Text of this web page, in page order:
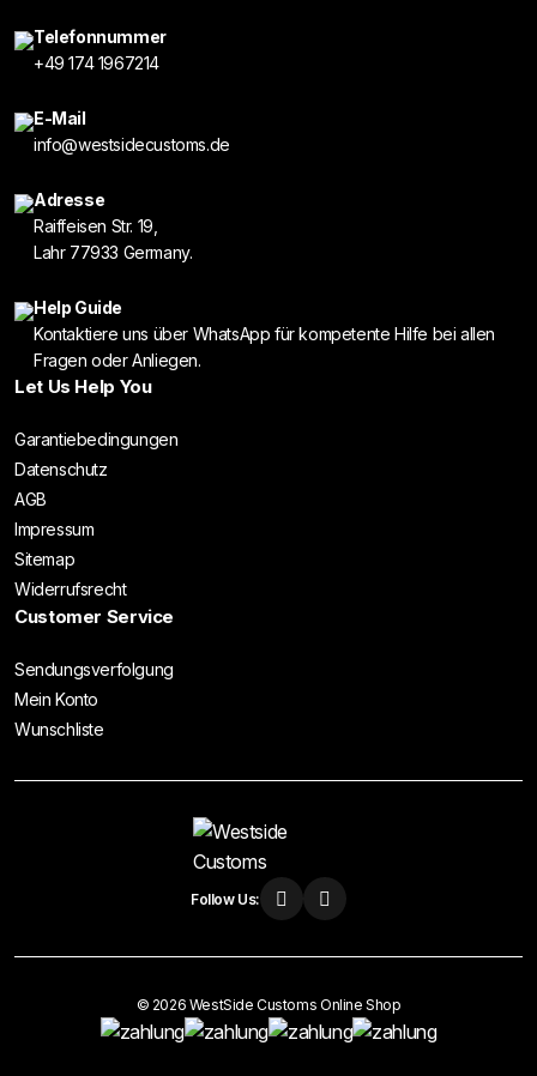
Telefonnummer
+49 174 1967214
E-Mail
info@westsidecustoms.de
Adresse
Raiffeisen Str. 19,
Lahr 77933 Germany.
Help Guide
Kontaktiere uns über WhatsApp für kompetente Hilfe bei allen
Fragen oder Anliegen.
Let Us Help You
Garantiebedingungen
Datenschutz
AGB
Impressum
Sitemap
Widerrufsrecht
Customer Service
Sendungsverfolgung
Mein Konto
Wunschliste
Follow Us:
© 2026 WestSide Customs Online Shop